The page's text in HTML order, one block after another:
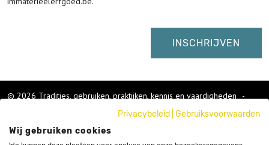
© 2026 Tradities, gebruiken, praktijken, kennis en vaardigheden
-
Gebruikersvoorwaarden
Privacybeleid
Gebruiksvoorwaarden
Wij gebruiken cookies